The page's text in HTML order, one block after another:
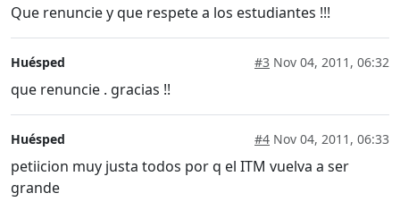
Que renuncie y que respete a los estudiantes !!!
Huésped #3 Nov 04, 2011, 06:32
que renuncie . gracias !!
Huésped #4 Nov 04, 2011, 06:33
petiicion muy justa todos por q el ITM vuelva a ser
grande